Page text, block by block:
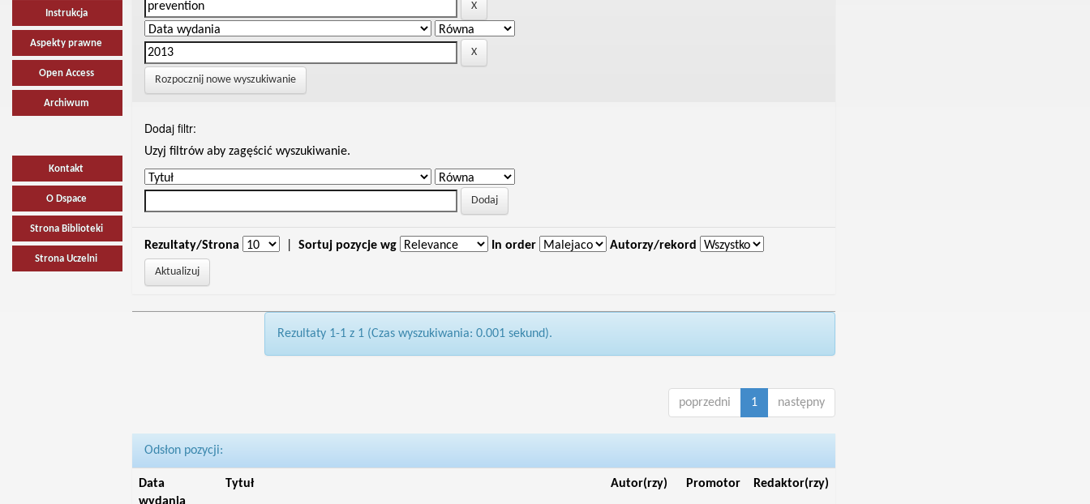
Instrukcja
Aspekty prawne
Open Access
Archiwum
Kontakt
O Dspace
Strona Biblioteki
Strona Uczelni
Rozpocznij nowe wyszukiwanie
Dodaj filtr:
Uzyj filtrów aby zagęścić wyszukiwanie.
Rezultaty/Strona Sortuj pozycje wg In order Autorzy/rekord
Rezultaty 1-1 z 1 (Czas wyszukiwania: 0.001 sekund).
poprzedni 1 następny
Odsłon pozycji:
Data
Tytuł Autor(rzy) Promotor Redaktor(rzy)